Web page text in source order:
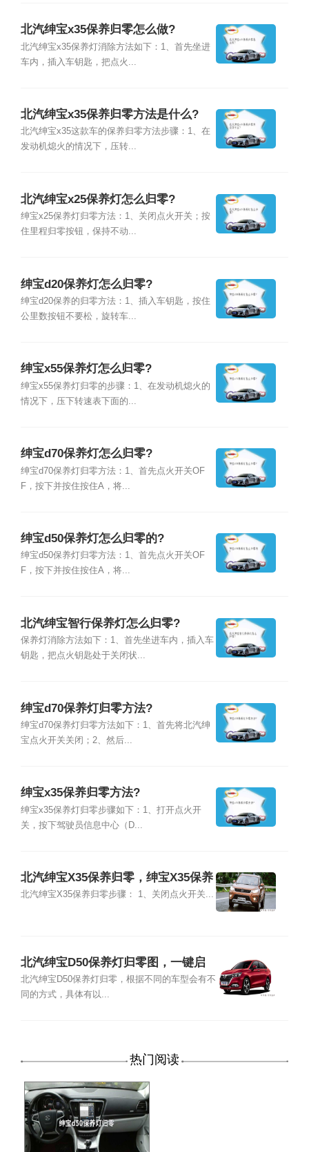
北汽绅宝x35保养归零怎么做?
北汽绅宝x35保养灯消除方法如下：1、首先坐进
车内，插入车钥匙，把点火...
北汽绅宝x35保养归零方法是什么?
北汽绅宝x35这款车的保养归零方法步骤：1、在
发动机熄火的情况下，压转...
北汽绅宝x25保养灯怎么归零?
绅宝x25保养灯归零方法：1、关闭点火开关；按
住里程归零按钮，保持不动...
绅宝d20保养灯怎么归零?
绅宝d20保养的归零方法：1、插入车钥匙，按住
公里数按钮不要松，旋转车...
绅宝x55保养灯怎么归零?
绅宝x55保养灯归零的步骤：1、在发动机熄火的
情况下，压下转速表下面的...
绅宝d70保养灯怎么归零?
绅宝d70保养灯归零方法：1、首先点火开关OF
F，按下并按住按住A，将...
绅宝d50保养灯怎么归零的?
绅宝d50保养灯归零方法：1、首先点火开关OF
F，按下并按住按住A，将...
北汽绅宝智行保养灯怎么归零?
保养灯消除方法如下：1、首先坐进车内，插入车
钥匙，把点火钥匙处于关闭状...
绅宝d70保养灯归零方法?
绅宝d70保养灯归零方法如下：1、首先将北汽绅
宝点火开关关闭；2、然后...
绅宝x35保养归零方法?
绅宝x35保养灯归零步骤如下：1、打开点火开
关，按下驾驶员信息中心（D...
北汽绅宝X35保养归零，绅宝X35保养
手动复位图解
北汽绅宝X35保养归零步骤： 1、关闭点火开关...
北汽绅宝D50保养灯归零图，一键启
动绅宝D50保养灯归零
北汽绅宝D50保养灯归零，根据不同的车型会有不
同的方式，具体有以...
热门阅读